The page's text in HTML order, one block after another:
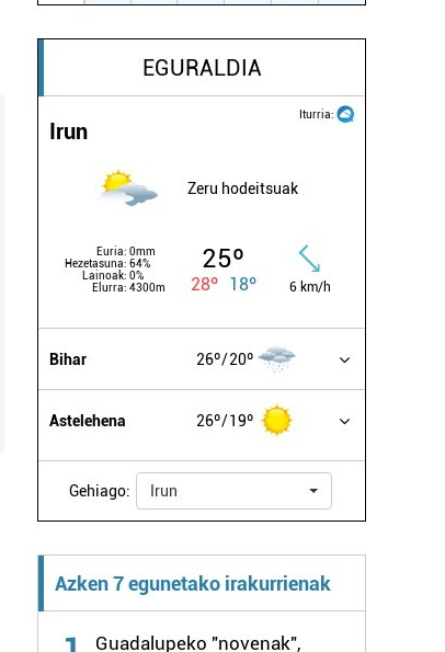
EGURALDIA
Iturria:
Irun
Zeru hodeitsuak
Euria: 0mm
Hezetasuna: 64%
Lainoak: 0%
Elurra: 4300m
25º
28º 18º 6 km/h
Bihar 26º 20º
Astelehena 26º 19º
Gehiago: Irun
Azken 7 egunetako irakurrienak
Guadalupeko "novenak",